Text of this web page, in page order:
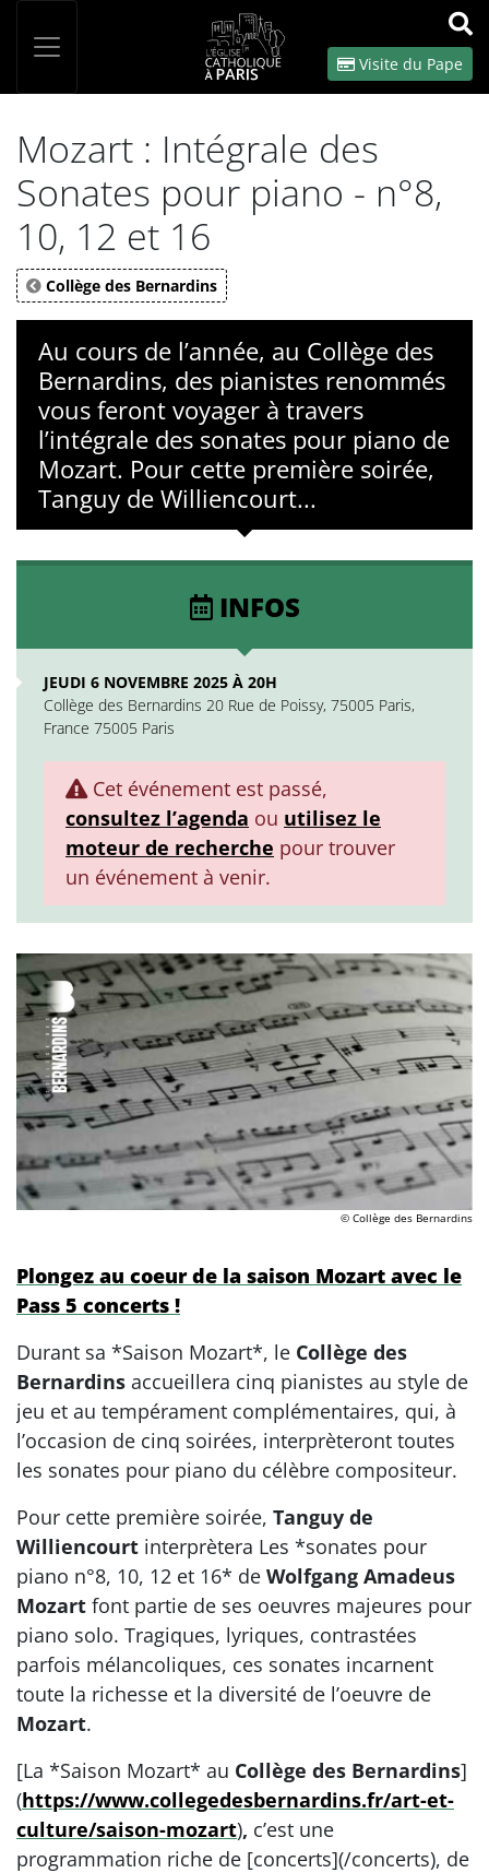
OK
Visite du Pape
Mozart : Intégrale des
Sonates pour piano - n°8,
10, 12 et 16
Collège des Bernardins
Au cours de l’année, au Collège des
Bernardins, des pianistes renommés
vous feront voyager à travers
l’intégrale des sonates pour piano de
Mozart. Pour cette première soirée,
Tanguy de Williencourt...
INFOS
JEUDI 6 NOVEMBRE 2025 À 20H
Collège des Bernardins 20 Rue de Poissy, 75005 Paris,
France 75005 Paris
Cet événement est passé,
consultez l’agenda ou utilisez le
moteur de recherche pour trouver
un événement à venir.
© Collège des Bernardins
Plongez au coeur de la saison Mozart avec le
Pass 5 concerts !
Durant sa *Saison Mozart*, le Collège des
Bernardins accueillera cinq pianistes au style de
jeu et au tempérament complémentaires, qui, à
l’occasion de cinq soirées, interprèteront toutes
les sonates pour piano du célèbre compositeur.
Pour cette première soirée, Tanguy de
Williencourt interprètera Les *sonates pour
piano n°8, 10, 12 et 16* de Wolfgang Amadeus
Mozart font partie de ses oeuvres majeures pour
piano solo. Tragiques, lyriques, contrastées
parfois mélancoliques, ces sonates incarnent
toute la richesse et la diversité de l’oeuvre de
Mozart.
[La *Saison Mozart* au Collège des Bernardins]
(https://www.collegedesbernardins.fr/art-et-
culture/saison-mozart), c’est une
programmation riche de [concerts](/concerts), de
Panneau de gestion des cookies